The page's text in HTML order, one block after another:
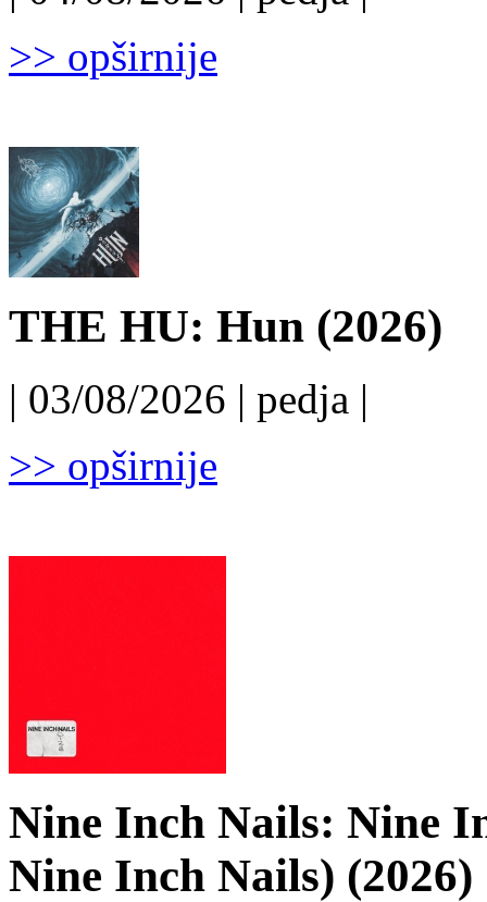
>> opširnije
THE HU: Hun (2026)
| 03/08/2026 | pedja |
>> opširnije
Nine Inch Nails: Nine
Nine Inch Nails) (2026)